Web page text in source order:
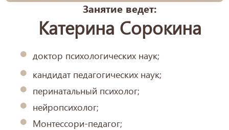
Занятие ведет:
Катерина Сорокина
доктор психологических наук;
кандидат педагогических наук;
перинатальный психолог;
нейропсихолог;
Монтессори-педагог;